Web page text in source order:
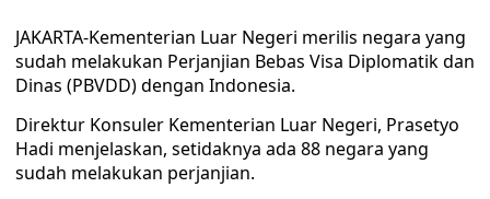
JAKARTA-Kementerian Luar Negeri merilis negara yang
sudah melakukan Perjanjian Bebas Visa Diplomatik dan
Dinas (PBVDD) dengan Indonesia.
Direktur Konsuler Kementerian Luar Negeri, Prasetyo
Hadi menjelaskan, setidaknya ada 88 negara yang
sudah melakukan perjanjian.